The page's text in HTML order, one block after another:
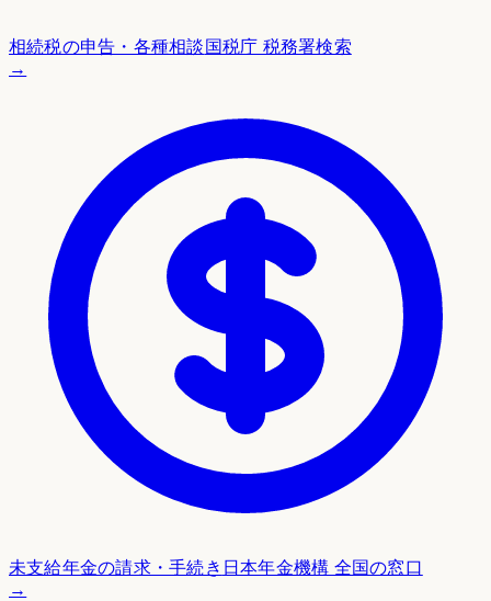
相続税の申告・各種相談 国税庁 税務署検索
→
未支給年金の請求・手続き 日本年金機構 全国の窓口
→